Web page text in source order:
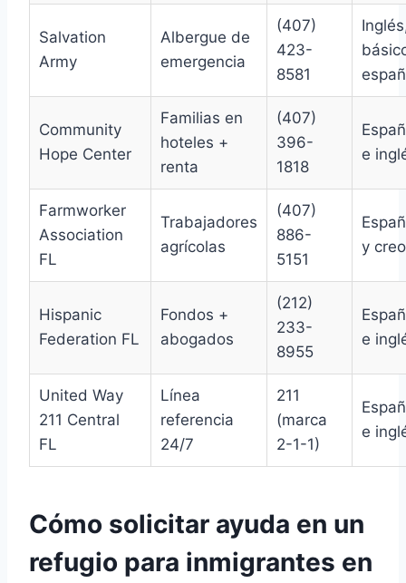
Salvation
Army
Albergue de
emergencia
(407)
423-
8581
Community
Hope Center
Familias en
hoteles +
renta
(407)
396-
1818
e
Farmworker
Association
FL
Trabajadores
agrícolas
(407)
886-
5151
y
Hispanic
Federation FL
Fondos +
abogados
(212)
233-
8955
e
United Way
211 Central
FL
Línea
referencia
24/7
211
(marca
2-1-1)
e
Cómo solicitar ayuda en un
refugio para inmigrantes en